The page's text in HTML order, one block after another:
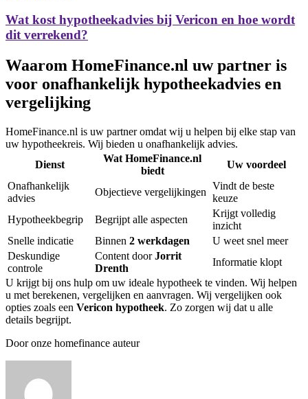
Wat kost hypotheekadvies bij Vericon en hoe wordt
dit verrekend?
Waarom HomeFinance.nl uw partner is
voor onafhankelijk hypotheekadvies en
vergelijking
HomeFinance.nl is uw partner omdat wij u helpen bij elke stap van
uw hypotheekreis. Wij bieden u onafhankelijk advies.
Dienst
Wat HomeFinance.nl
biedt
Uw voordeel
Onafhankelijk
advies
Objectieve vergelijkingen
Vindt de beste
keuze
Hypotheekbegrip
Begrijpt alle aspecten
Krijgt volledig
inzicht
Snelle indicatie
Binnen 2 werkdagen
U weet snel meer
Deskundige
controle
Content doorJorrit
Drenth
Informatie klopt
U krijgt bij ons hulp om uw ideale hypotheek te vinden. Wij helpen
u met berekenen, vergelijken en aanvragen. Wij vergelijken ook
opties zoals een Vericon hypotheek. Zo zorgen wij dat u alle
details begrijpt.
Door onze homefinance auteur